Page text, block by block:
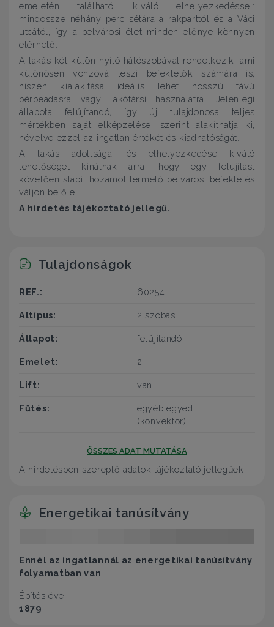
emeletén található, kiváló elhelyezkedéssel:
mindössze néhány perc sétára a rakparttól és a Váci
utcától, így a belvárosi élet minden előnye könnyen
elérhető.
A lakás két külön nyíló hálószobával rendelkezik, ami
különösen vonzóvá teszi befektetők számára is,
hiszen kialakítása ideális lehet hosszú távú
bérbeadásra vagy lakótársi használatra. Jelenlegi
állapota felújítandó, így új tulajdonosa teljes
mértékben saját elképzelései szerint alakíthatja ki,
növelve ezzel az ingatlan értékét és kiadhatóságát.
A lakás adottságai és elhelyezkedése kiváló
lehetőséget kínálnak arra, hogy egy felújítást
követően stabil hozamot termelő belvárosi befektetés
váljon belőle.
A hirdetés tájékoztató jellegű.
Tulajdonságok
REF.: 60254
Altípus: 2 szobás
Állapot: felújítandó
Emelet: 2
Lift: van
Fűtés:
egyéb egyedi
(konvektor)
ÖSSZES ADAT MUTATÁSA
A hirdetésben szereplő adatok tájékoztató jellegűek.
Energetikai tanúsítvány
Ennél az ingatlannál az energetikai tanúsítvány
folyamatban van
Építés éve:
1879